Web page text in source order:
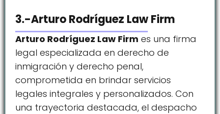
3.-Arturo Rodríguez Law Firm
Arturo Rodríguez Law Firm es una firma
legal especializada en derecho de
inmigración y derecho penal,
comprometida en brindar servicios
legales integrales y personalizados. Con
una trayectoria destacada, el despacho